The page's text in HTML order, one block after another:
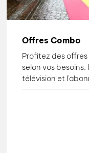
Offres Combo
Profitez des
selon vos
télévision et